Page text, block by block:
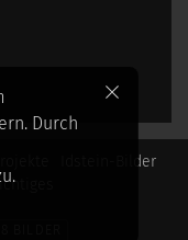
Idstein-Bilder
Durch